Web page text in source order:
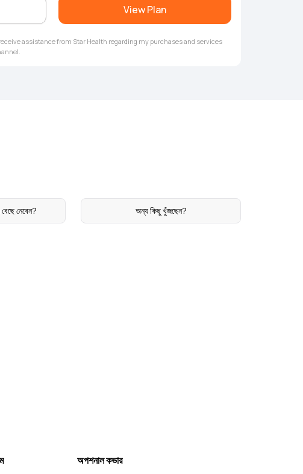
View Plan
assistance from Star Health regarding my purchases and services
নেবেন? অন্য কিছু খুঁজছেন?
অপশনাল কভার